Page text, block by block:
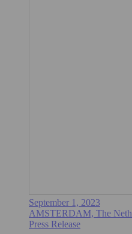
September 1, 2023
AMSTERDAM, The
Press Release